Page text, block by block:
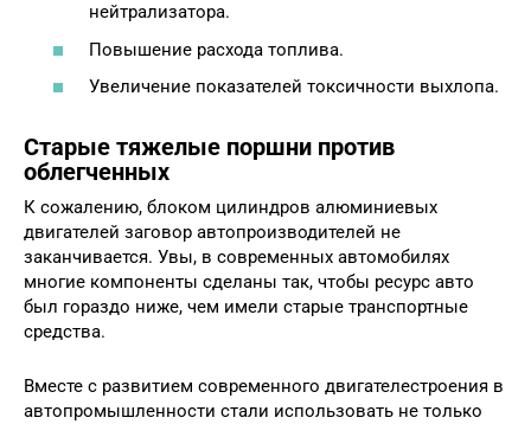
нейтрализатора.
Повышение расхода топлива.
Увеличение показателей токсичности выхлопа.
Старые тяжелые поршни против
облегченных
К сожалению, блоком цилиндров алюминиевых
двигателей заговор автопроизводителей не
заканчивается. Увы, в современных автомобилях
многие компоненты сделаны так, чтобы ресурс авто
был гораздо ниже, чем имели старые транспортные
средства.
Вместе с развитием современного двигателестроения в
автопромышленности стали использовать не только